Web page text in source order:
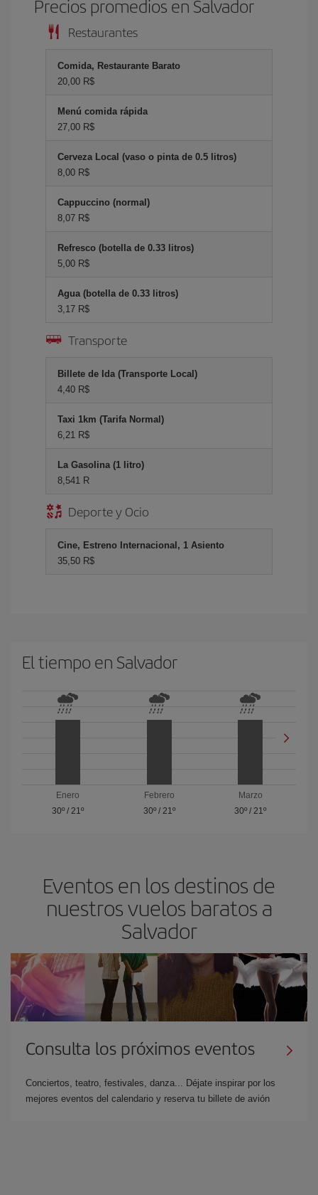
Precios promedios en Salvador
Restaurantes
Comida, Restaurante Barato
20,00 R$
Menú comida rápida
27,00 R$
Cerveza Local (vaso o pinta de 0.5 litros)
8,00 R$
Cappuccino (normal)
8,07 R$
Refresco (botella de 0.33 litros)
5,00 R$
Agua (botella de 0.33 litros)
3,17 R$
Transporte
Billete de Ida (Transporte Local)
4,40 R$
Taxi 1km (Tarifa Normal)
6,21 R$
La Gasolina (1 litro)
8,541 R
Deporte y Ocio
Cine, Estreno Internacional, 1 Asiento
35,50 R$
El tiempo en Salvador
Enero
30º/ 21º
Febrero
30º/ 21º
Marzo
30º /21º
Eventos en los destinos de
nuestros vuelos baratos a
Salvador
Consulta los próximos eventos
Conciertos, teatro, festivales, danza... Déjate inspirar por los
mejores eventos del calendario y reserva tu billete de avión